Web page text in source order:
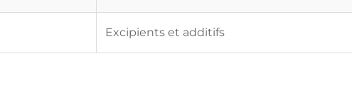
Excipients et additifs